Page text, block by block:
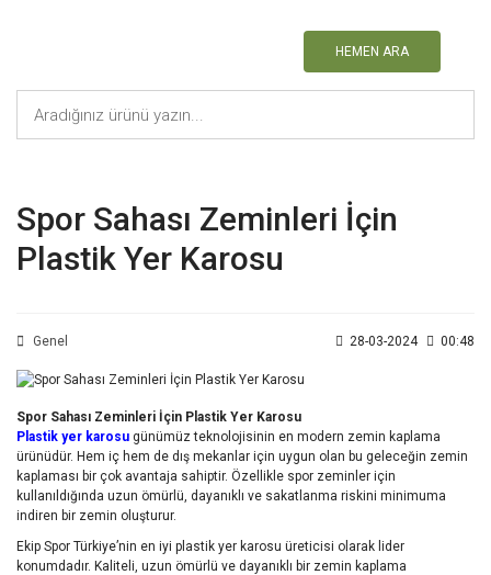
HEMEN ARA
Spor Sahası Zeminleri İçin
Plastik Yer Karosu
Genel 28-03-2024 00:48
Spor Sahası Zeminleri İçin Plastik Yer Karosu
Plastik yer karosu günümüz teknolojisinin en modern zemin kaplama
ürünüdür. Hem iç hem de dış mekanlar için uygun olan bu geleceğin zemin
kaplaması bir çok avantaja sahiptir. Özellikle spor zeminler için
kullanıldığında uzun ömürlü, dayanıklı ve sakatlanma riskini minimuma
indiren bir zemin oluşturur.
Ekip Spor Türkiye’nin en iyi plastik yer karosu üreticisi olarak lider
konumdadır. Kaliteli, uzun ömürlü ve dayanıklı bir zemin kaplama